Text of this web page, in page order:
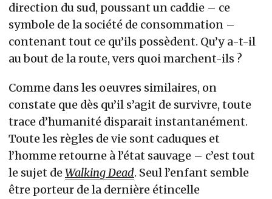
direction du sud, poussant un caddie – ce
symbole de la société de consommation –
contenant tout ce qu’ils possèdent. Qu’y a-t-il
au bout de la route, vers quoi marchent-ils ?
Comme dans les oeuvres similaires, on
constate que dès qu’il s’agit de survivre, toute
trace d’humanité disparait instantanément.
Toute les règles de vie sont caduques et
l’homme retourne à l’état sauvage – c’est tout
le sujet deWalking Dead. Seul l’enfant semble
être porteur de la dernière étincelle